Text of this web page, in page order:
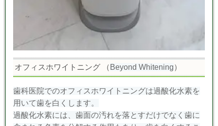
オフィスホワイトニング （ Beyond Whitening）
歯科医院でのオフィスホワイトニングは過酸化水素を
用いて歯を白くします。
過酸化水素には、歯面の汚れを落とすだけでなく歯に